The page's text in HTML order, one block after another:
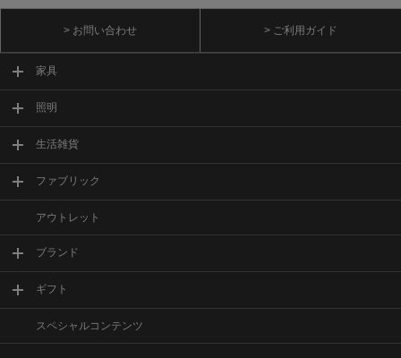
> お問い合わせ > ご利用ガイド
家具
照明
生活雑貨
ファブリック
アウトレット
ブランド
ギフト
スペシャルコンテンツ